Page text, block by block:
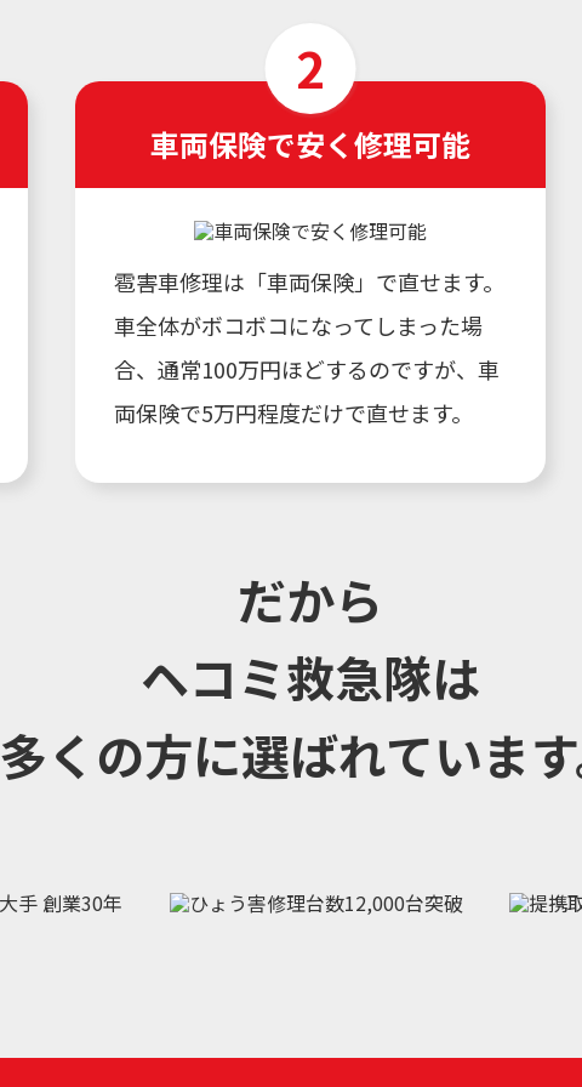
車両保険で安く修理可能
雹害車修理は「車両保険」で直せます。
車全体がボコボコになってしまった場
合、通常100万円ほどするのですが、車
両保険で5万円程度だけで直せます。
だから
ヘコミ救急隊は
多くの方に選ばれていま